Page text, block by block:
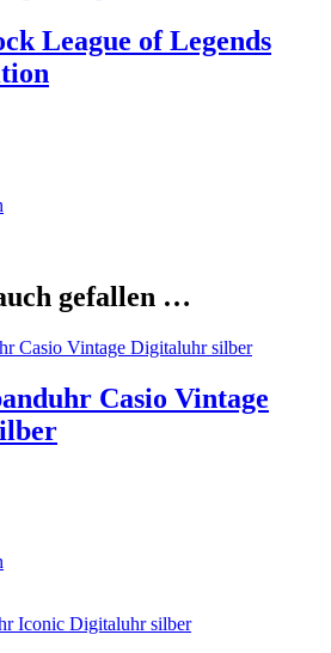
mehrere
Varianten
auf.
League of Legends
gefallen …
Casio Vintage